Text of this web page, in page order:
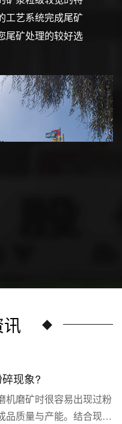
工艺系统完成尾矿
尾矿处理的较好选
现象?
机磨矿时很容易出现过粉
品质量与产能。结合现场